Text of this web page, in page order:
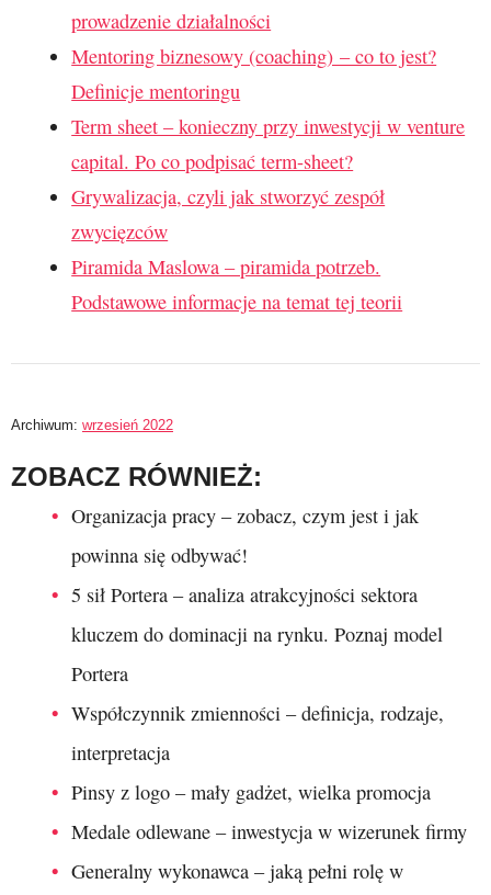
prowadzenie działalności
Mentoring biznesowy (coaching) – co to jest?
Definicje mentoringu
Term sheet – konieczny przy inwestycji w venture
capital. Po co podpisać term-sheet?
Grywalizacja, czyli jak stworzyć zespół
zwycięzców
Piramida Maslowa – piramida potrzeb.
Podstawowe informacje na temat tej teorii
Archiwum: wrzesień 2022
ZOBACZ RÓWNIEŻ:
Organizacja pracy – zobacz, czym jest i jak
powinna się odbywać!
5 sił Portera – analiza atrakcyjności sektora
kluczem do dominacji na rynku. Poznaj model
Portera
Współczynnik zmienności – definicja, rodzaje,
interpretacja
Pinsy z logo – mały gadżet, wielka promocja
Medale odlewane – inwestycja w wizerunek firmy
Generalny wykonawca – jaką pełni rolę w